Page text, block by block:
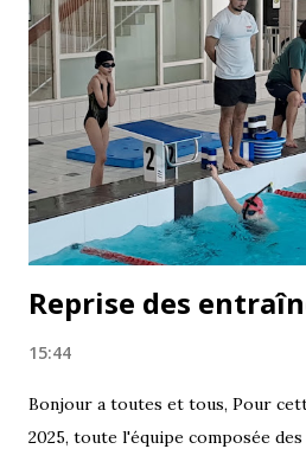
Reprise des
15:44
Bonjour a toutes et tous, Pour
2025, toute l'équipe composée